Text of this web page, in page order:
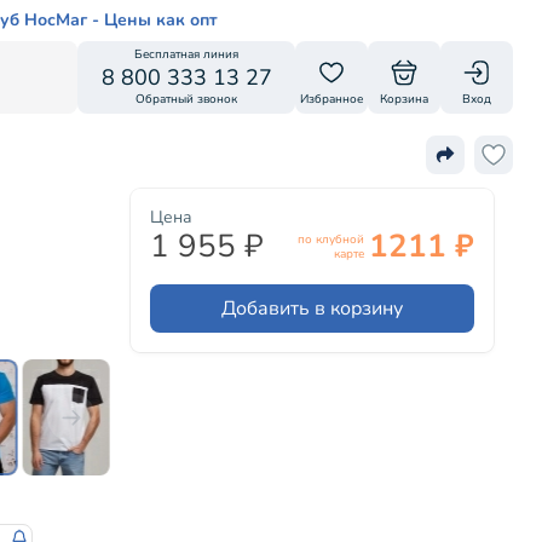
НосМаг - Цены как опт
Бесплатная линия
8 800 333 13 27
Обратный звонок Избранное Корзина Вход
Цена
1 955 ₽
по клубной
карте 1211 ₽
Добавить в корзину